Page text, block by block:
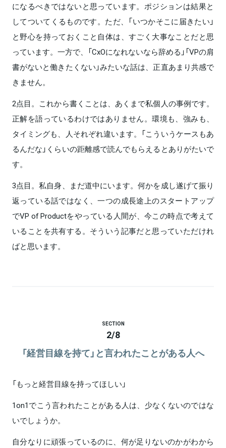
になるべきではないと思っています。ポジションは結果と
してついてくるものです。ただ、「いつかそこに届きたい」
と野心を持っておくこと自体は、すごく大事なことだと思
っています。一方で、「CxOになれないなら辞める」「VPの肩
書がないと働きたくない」みたいな話は、正直あまり共感で
きません。
2点目。これから書くことは、あくまで私個人の事例です。
正解を語っているわけではありません。環境も、強みも、
タイミングも、人それぞれ違います。「こういうケースもあ
るんだな」くらいの距離感で読んでもらえるとありがたいで
す。
3点目。私自身、まだ道中にいます。何かを成し遂げて振り
返っている話ではなく、一つの成長途上のスタートアップ
でVP of Productをやっている人間が、今この時点で考えて
いることを共有する。そういう記事だと思っていただけれ
ばと思います。
SECTION
2/8
「経営目線を持て」と言われたことがある人へ
「もっと経営目線を持ってほしい」
1on1でこう言われたことがある人は、少なくないのではな
いでしょうか。
自分なりに頑張っているのに、何が足りないのかがわから